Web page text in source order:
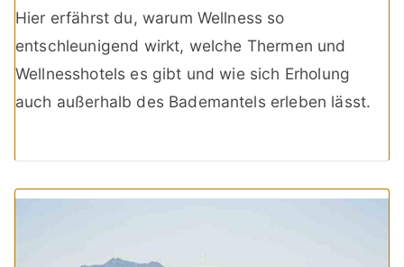
Hier erfährst du, warum Wellness so
entschleunigend wirkt, welche Thermen und
Wellnesshotels es gibt und wie sich Erholung
auch außerhalb des Bademantels erleben lässt.